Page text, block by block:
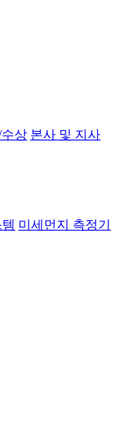
상 본사 및 지사
미세먼지 측정기